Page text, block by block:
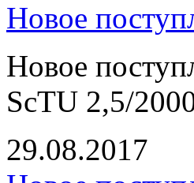
Новое
Новое
ScTU 2,5/
29.08.2017